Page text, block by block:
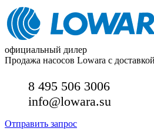
официальный дилер
Продажа насосов Lowara с
8 495 506 3006
info@lowara.su
Отправить запрос